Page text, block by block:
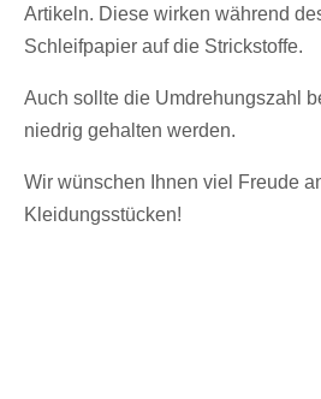
Artikeln. Diese wirken während
Schleifpapier auf die Strickstoffe.
Auch sollte die Umdrehungszahl
niedrig gehalten werden.
Wir wünschen Ihnen viel Freude
Kleidungsstücken!